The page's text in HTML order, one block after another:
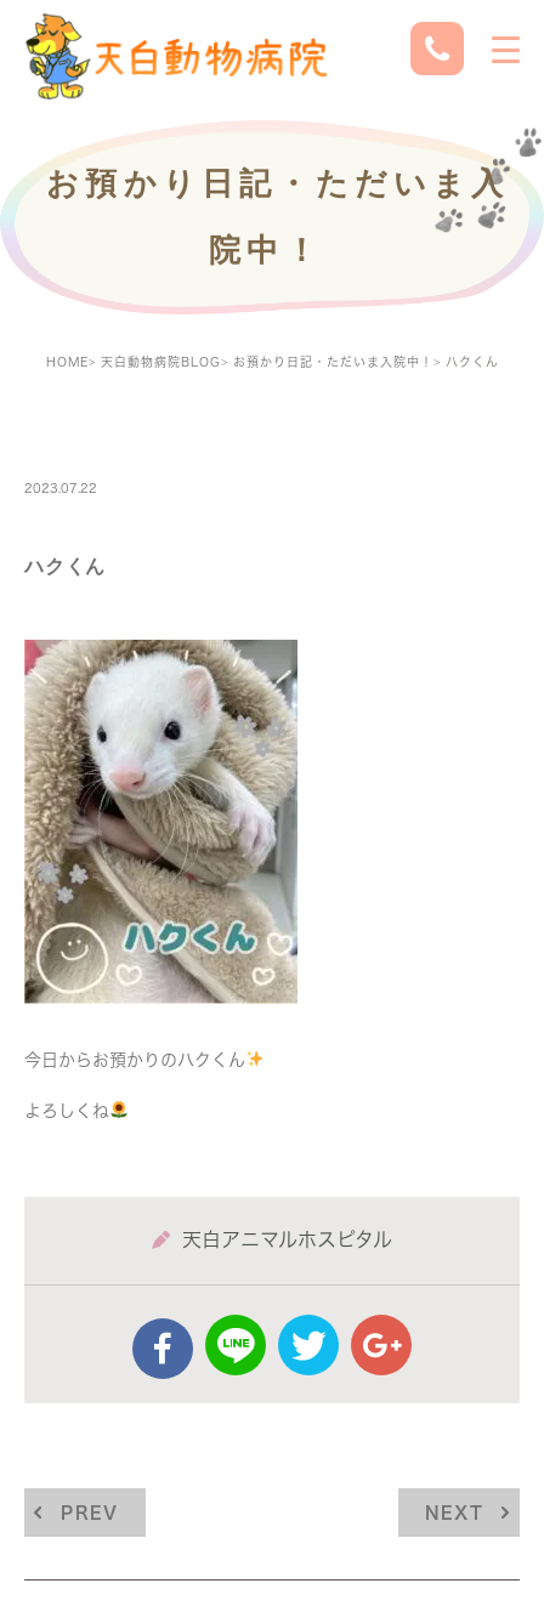
お預かり日記・ただいま入
院中！
HOME 天白動物病院BLOG お預かり日記・ただいま入院中！ ハクくん
2023.07.22
ハクくん
今日からお預かりのハクくん
よろしくね
天白アニマルホスピタル
PREV NEXT